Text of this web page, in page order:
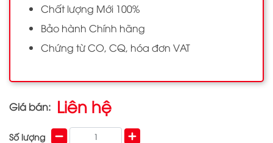
Chất lượng Mới 100%
Bảo hành Chính hãng
Chứng từ CO, CQ, hóa đơn VAT
Giá bán: Liên hệ
Số lượng